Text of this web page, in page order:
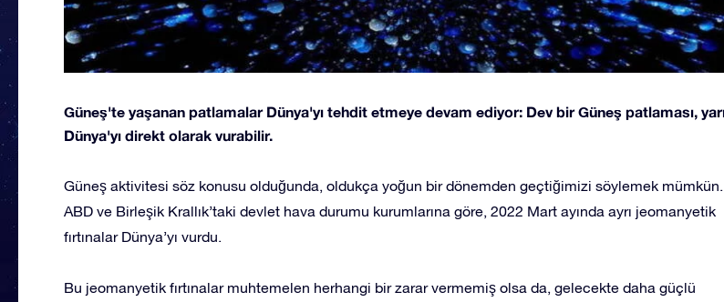
Güneş'te yaşanan patlamalar Dünya'yı tehdit etmeye devam ediyor: Dev bir Güneş patlaması,
Dünya'yı direkt olarak vurabilir.
Güneş aktivitesi söz konusu olduğunda, oldukça yoğun bir dönemden geçtiğimizi söylemek mümkün.
ABD ve Birleşik Krallık’taki devlet hava durumu kurumlarına göre, 2022 Mart ayında ayrı jeomanyetik
fırtınalar Dünya’yı vurdu.
Bu jeomanyetik fırtınalar muhtemelen herhangi bir zarar vermemiş olsa da, gelecekte daha güçlü